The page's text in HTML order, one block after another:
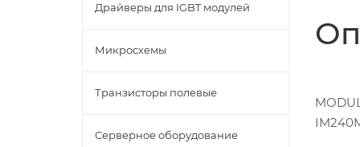
Драйверы для IGBT модулей
Микросхемы
Транзисторы полевые
Серверное оборудование